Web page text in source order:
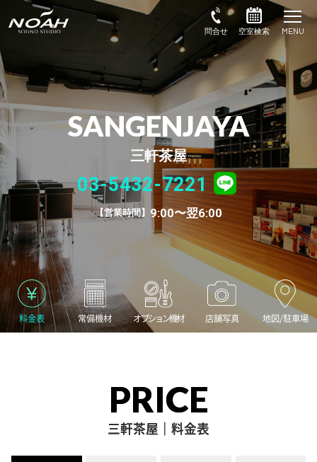
SANGENJAYA
三軒茶屋
03-5432-7221
営業時間 9:00〜翌6:00
料金表 常備機材 オプション機材 店舗写真 地図/駐車場
PRICE
三軒茶屋｜料金表